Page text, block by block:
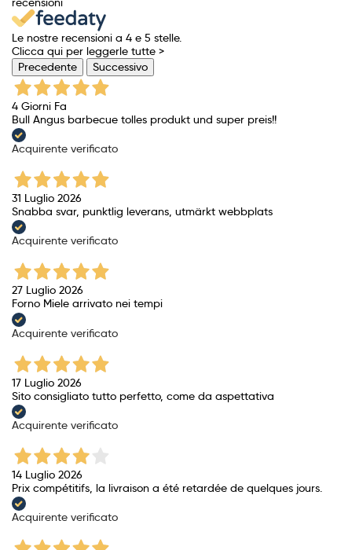
Le nostre recensioni a 4 e 5 stelle.
Clicca qui per leggerle tutte >
Precedente
Successivo
4 Giorni Fa
Bull Angus barbecue tolles produkt und super preis!!
Acquirente verificato
31 Luglio 2026
Snabba svar, punktlig leverans, utmärkt webbplats
Acquirente verificato
27 Luglio 2026
Forno Miele arrivato nei tempi
Acquirente verificato
17 Luglio 2026
Sito consigliato tutto perfetto, come da aspettativa
Acquirente verificato
14 Luglio 2026
Prix ​​compétitifs, la livraison a été retardée de quelques jours.
Acquirente verificato